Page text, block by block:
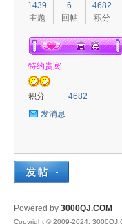
QJ
1439
主题
6
回帖
4682
积分
特约贵宾
积分
4682
发消息
Powered by 3000QJ.COM
Copyright © 2009-2024,